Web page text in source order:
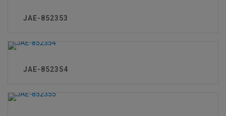
JAE-852353
JAE-852354